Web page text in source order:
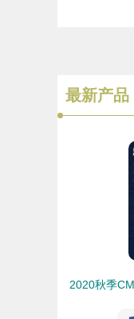
最新产品